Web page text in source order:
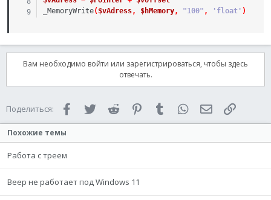
_MemoryWrite( $vAdress, $hMemory, "100" , 'float' )
Вам необходимо войти или зарегистрироваться, чтобы здесь
отвечать.
Поделиться: FacebookTwitter Reddit PinterestTumblr WhatsAppЭлектронная
Похожие темы
Работа с треем
Beep не работает под Windows 11